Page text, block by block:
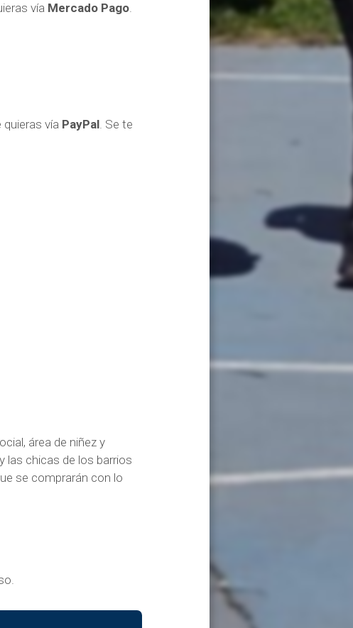
vía Mercado Pago.
vía PayPal. Se te
área de niñez y
las chicas de los barrios
se comprarán con lo